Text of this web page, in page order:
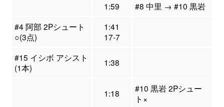
1:59
#8 中里 → #10 黒岩
#4 阿部 2Pシュート
○(3点)
1:41
17-7
#15 イシボ アシスト
(1本)
1:38
1:18
#10 黒岩 2Pシュー
ト×